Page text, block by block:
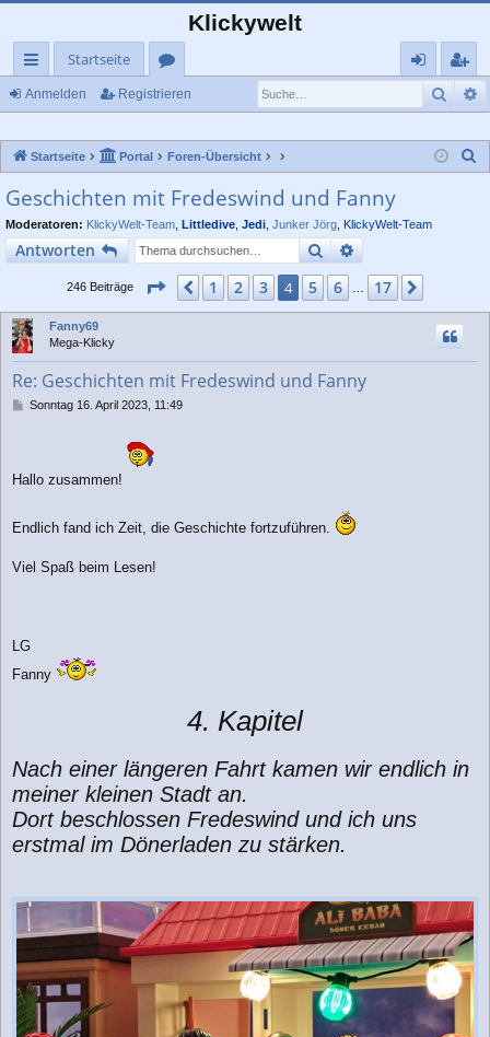
Klickywelt
ch
llz
ug
rif
f
Startseite
or
n
eg
rie
Anmelden Registrieren
Startseite Portal Foren-Übersicht
Geschichten mit Fredeswind und Fanny
Moderatoren: KlickyWelt-Team Littledive Jedi Junker Jörg KlickyWelt-Team
Antworten SucheErweiterte Suche
246 Beiträge Seite4von 17
Vorherige
1 2 3 4 5 6 17
Fanny69
Mega-Klicky
Re: Geschichten mit Fredeswind und Fanny
B
a
Sonntag 16. April 2023, 11:49
Hallo zusammen!
Endlich fand ich Zeit, die Geschichte fortzuführen.
Viel Spaß beim Lesen!
LG
Fanny
4. Kapitel
Nach einer längeren Fahrt kamen wir endlich in
meiner kleinen Stadt an.
Dort beschlossen Fredeswind und ich uns
erstmal im Dönerladen zu stärken.